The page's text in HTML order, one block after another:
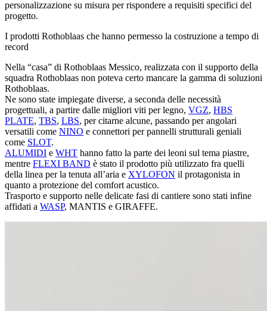
personalizzazione su misura per rispondere a requisiti specifici del
progetto.
I prodotti Rothoblaas che hanno permesso la costruzione a tempo di
record
Nella “casa” di Rothoblaas Messico, realizzata con il supporto della
squadra Rothoblaas non poteva certo mancare la gamma di soluzioni
Rothoblaas.
Ne sono state impiegate diverse, a seconda delle necessità
progettuali, a partire dalle migliori viti per legno, VGZ, HBS
PLATE, TBS, LBS, per citarne alcune, passando per angolari
versatili come NINO e connettori per pannelli strutturali geniali
come SLOT.
ALUMIDI e WHT hanno fatto la parte dei leoni sul tema piastre,
mentre FLEXI BAND è stato il prodotto più utilizzato fra quelli
della linea per la tenuta all’aria e XYLOFON il protagonista in
quanto a protezione del comfort acustico.
Trasporto e supporto nelle delicate fasi di cantiere sono stati infine
affidati a WASP, MANTIS e GIRAFFE.